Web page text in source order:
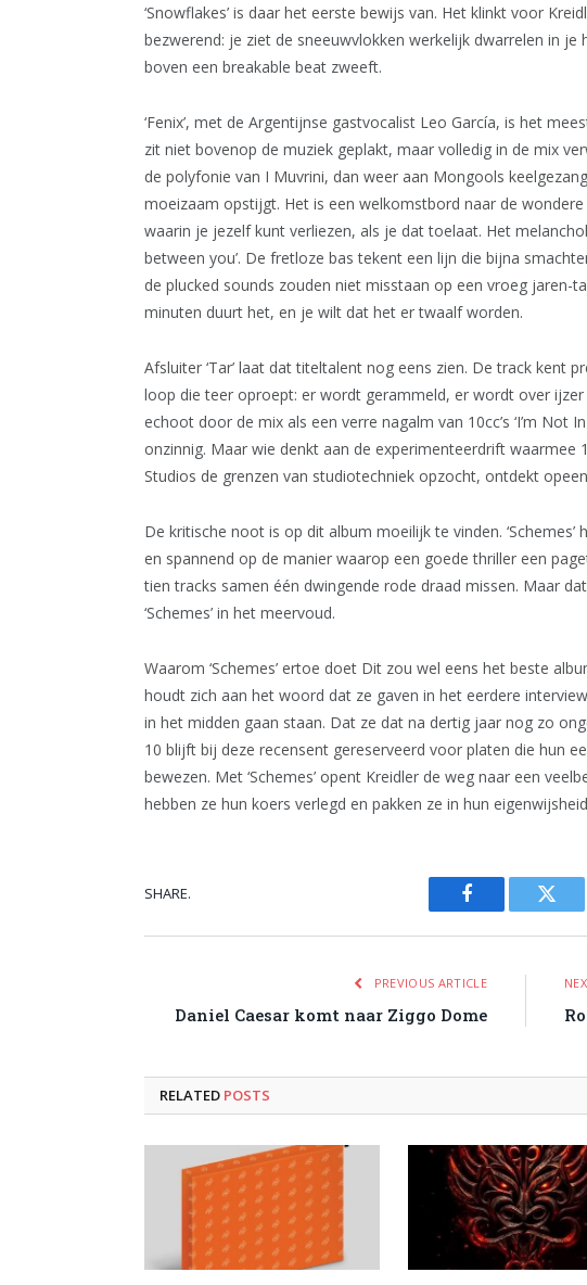
‘Snowflakes’ is daar het eerste bewijs van. Het klinkt voor
bezwerend: je ziet de sneeuwvlokken werkelijk dwarrelen in
boven een breakable beat zweeft.
‘Fenix’, met de Argentijnse gastvocalist Leo García, is het
zit niet bovenop de muziek geplakt, maar volledig in de mix
de polyfonie van I Muvrini, dan weer aan Mongools
moeizaam opstijgt. Het is een welkomstbord naar de
waarin je jezelf kunt verliezen, als je dat toelaat. Het
between you’. De fretloze bas tekent een lijn die bijna
de plucked sounds zouden niet misstaan op een vroeg jaren-
minuten duurt het, en je wilt dat het er twaalf worden.
Afsluiter ‘Tar’ laat dat titeltalent nog eens zien. De track kent
loop die teer oproept: er wordt gerammeld, er wordt over
echoot door de mix als een verre nagalm van 10cc’s ‘I’m Not
onzinnig. Maar wie denkt aan de experimenteerdrift waarmee
Studios de grenzen van studiotechniek opzocht, ontdekt
De kritische noot is op dit album moeilijk te vinden.
en spannend op de manier waarop een goede thriller een
tien tracks samen één dwingende rode draad missen. Maar
‘Schemes’ in het meervoud.
Waarom ‘Schemes’ ertoe doet Dit zou wel eens het beste
houdt zich aan het woord dat ze gaven in het eerdere
in het midden gaan staan. Dat ze dat na dertig jaar nog zo
10 blijft bij deze recensent gereserveerd voor platen die hun
bewezen. Met ‘Schemes’ opent Kreidler de weg naar een
hebben ze hun koers verlegd en pakken ze in hun
SHARE.
Facebook
PREVIOUS ARTICLE
Daniel Caesar komt naar Ziggo Dome
RELATED POSTS